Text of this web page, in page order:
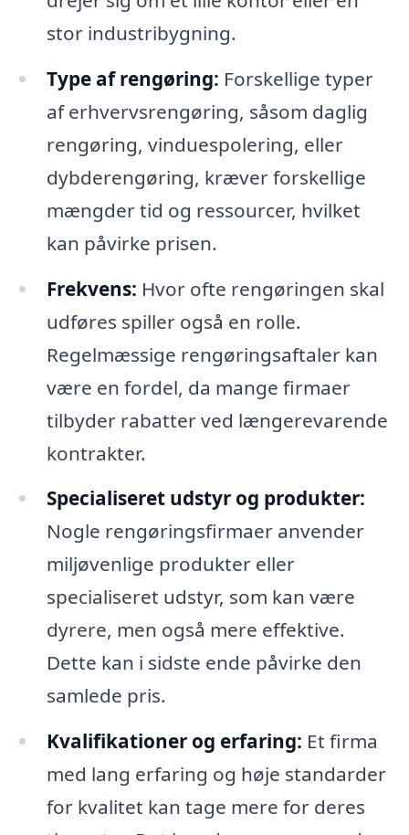
stor industribygning.
Type af rengøring: Forskellige typer
af erhvervsrengøring, såsom daglig
rengøring, vinduespolering, eller
dybderengøring, kræver forskellige
mængder tid og ressourcer, hvilket
kan påvirke prisen.
Frekvens: Hvor ofte rengøringen skal
udføres spiller også en rolle.
Regelmæssige rengøringsaftaler kan
være en fordel, da mange firmaer
tilbyder rabatter ved længerevarende
kontrakter.
Specialiseret udstyr og produkter:
Nogle rengøringsfirmaer anvender
miljøvenlige produkter eller
specialiseret udstyr, som kan være
dyrere, men også mere effektive.
Dette kan i sidste ende påvirke den
samlede pris.
Kvalifikationer og erfaring: Et firma
med lang erfaring og høje standarder
for kvalitet kan tage mere for deres